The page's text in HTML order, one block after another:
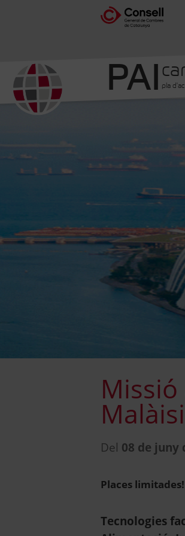
PAI pla
Del 08 de juny
Places
Tecnologies